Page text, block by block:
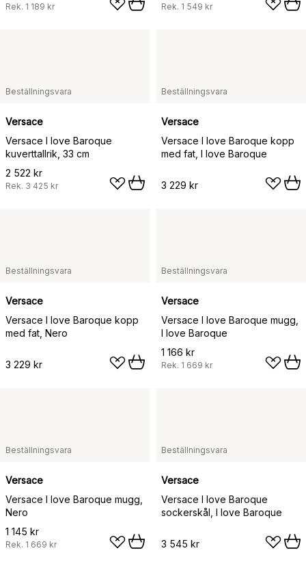
Rek. 1 189 kr Rek. 1 549 kr
Beställningsvara
Versace
Versace I love Baroque
kuverttallrik, 33 cm
2 522 kr
Rek. 3 425 kr
Beställningsvara
Versace
Versace I love Baroque kopp
med fat, I love Baroque
3 229 kr
Beställningsvara
Versace
Versace I love Baroque kopp
med fat, Nero
3 229 kr
Beställningsvara
Versace
Versace I love Baroque mugg,
I love Baroque
1 166 kr
Rek. 1 669 kr
Beställningsvara
Versace
Versace I love Baroque mugg,
Nero
1 145 kr
Rek. 1 669 kr
Beställningsvara
Versace
Versace I love Baroque
sockerskål, I love Baroque
3 545 kr